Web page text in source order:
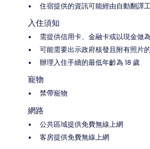
住宿提供的資訊可能經由自動翻譯
入住須知
需提供信用卡、金融卡或以現金做
可能需要出示政府核發且附有照片
辦理入住手續的最低年齡為 18 歲
寵物
禁帶寵物
網路
公共區域提供免費無線上網
客房提供免費無線上網